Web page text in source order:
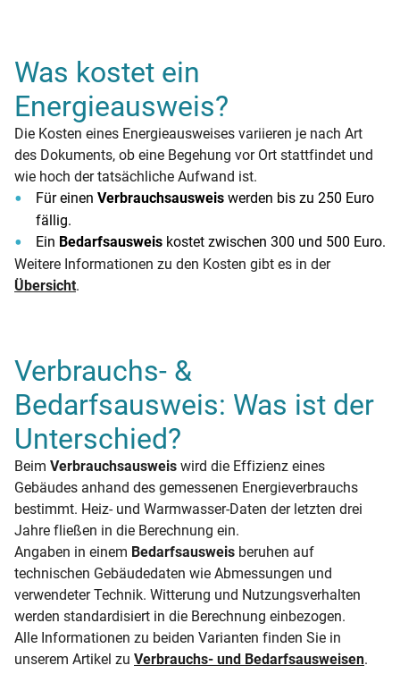
Was kostet ein
Energieausweis?
Die Kosten eines Energieausweises variieren je nach Art
des Dokuments, ob eine Begehung vor Ort stattfindet und
wie hoch der tatsächliche Aufwand ist.
Für einen Verbrauchsausweis werden bis zu 250 Euro
fällig.
Ein Bedarfsausweis kostet zwischen 300 und 500 Euro.
Weitere Informationen zu den Kosten gibt es in der
Übersicht.
Verbrauchs- &
Bedarfsausweis: Was ist der
Unterschied?
Beim Verbrauchsausweis wird die Effizienz eines
Gebäudes anhand des gemessenen Energieverbrauchs
bestimmt. Heiz- und Warmwasser-Daten der letzten drei
Jahre fließen in die Berechnung ein.
Angaben in einem Bedarfsausweis beruhen auf
technischen Gebäudedaten wie Abmessungen und
verwendeter Technik. Witterung und Nutzungsverhalten
werden standardisiert in die Berechnung einbezogen.
Alle Informationen zu beiden Varianten finden Sie in
unserem Artikel zu Verbrauchs- und Bedarfsausweisen.